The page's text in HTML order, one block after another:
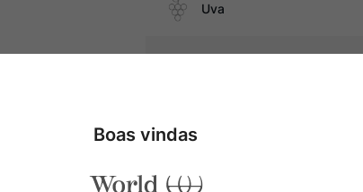
e queijos
Uva
Boas vindas